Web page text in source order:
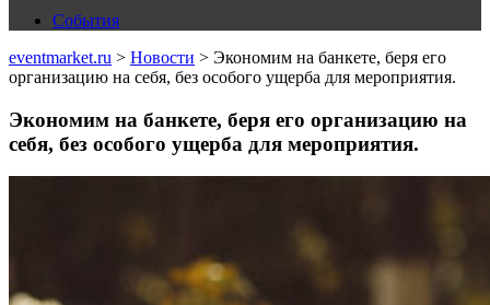
События
eventmarket.ru > Новости > Экономим на банкете, беря его
организацию на себя, без особого ущерба для мероприятия.
Экономим на банкете, беря его организацию на
себя, без особого ущерба для мероприятия.